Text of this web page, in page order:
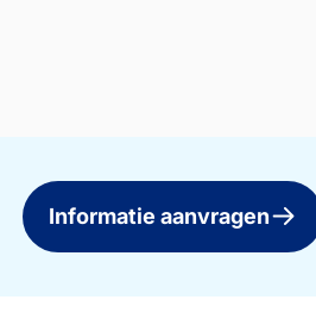
Informatie aanvragen